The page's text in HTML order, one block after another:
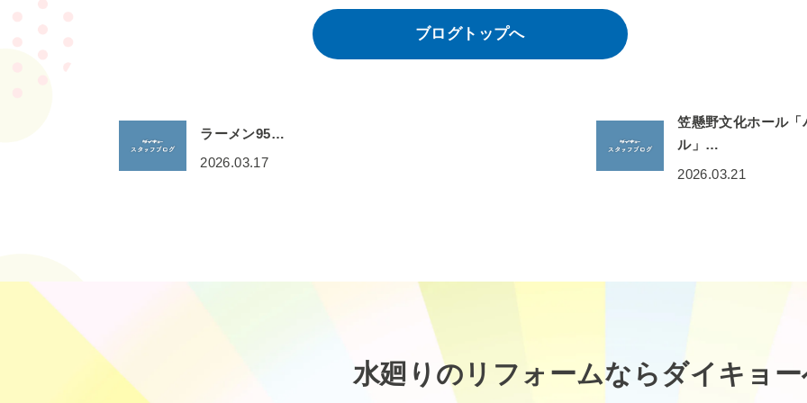
ブログトップへ
ラーメン95…
2026.03.17
笠懸野文化ホール「
ル」…
2026.03.21
水廻りのリフォームならダイキョ